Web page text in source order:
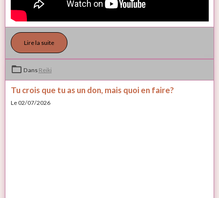
Lire la suite
Dans Reiki
Tu crois que tu as un don, mais quoi en faire?
Le 02/07/2026